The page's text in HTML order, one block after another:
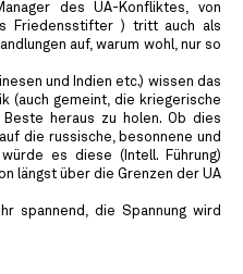
des UA-Konfliktes, von
Friedensstifter ) tritt auch als
auf, warum wohl, nur so
und Indien etc.) wissen das
(auch gemeint, die kriegerische
heraus zu holen. Ob dies
die russische, besonnene und
würde es diese (Intell. Führung)
längst über die Grenzen der UA
spannend, die Spannung wird